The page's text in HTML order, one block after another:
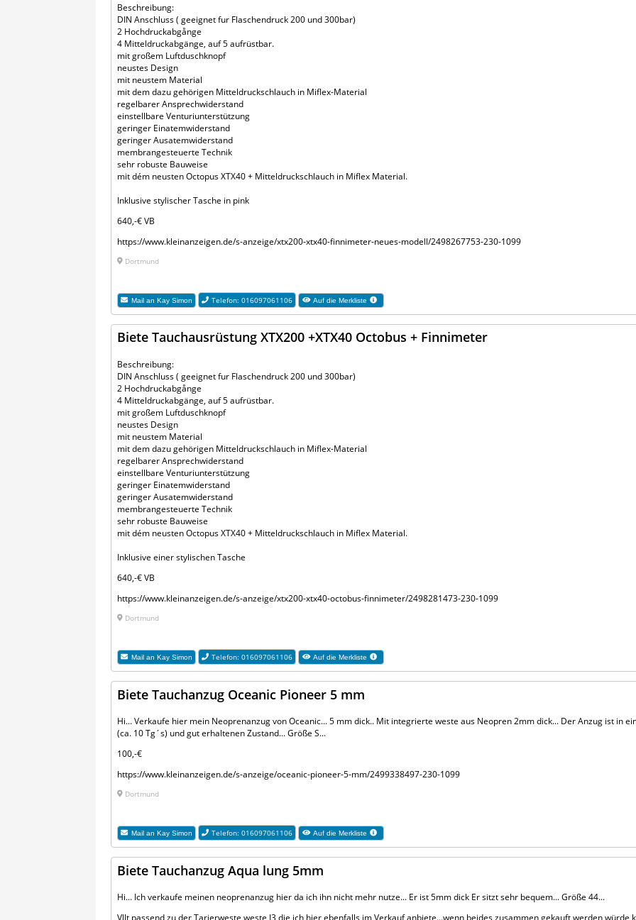
Beschreibung:
DIN Anschluss ( geeignet fur Flaschendruck 200 und 300bar)
2 Hochdruckabgånge
4 Mitteldruckabgänge, auf 5 aufrüstbar.
mit großem Luftduschknopf
neustes Design
mit neustem Material
mit dem dazu gehörigen Mitteldruckschlauch in Miflex-Material
regelbarer Ansprechwiderstand
einstellbare Venturiunterstützung
geringer Einatemwiderstand
geringer Ausatemwiderstand
membrangesteuerte Technik
sehr robuste Bauweise
mit dém neusten Octopus XTX40 + Mitteldruckschlauch in Miflex Material.
Inklusive stylischer Tasche in pink
640,-€ VB
https://www.kleinanzeigen.de/s-anzeige/xtx200-xtx40-finnimeter-neues-modell/2498267753-230-1099
Dortmund
Mail an Kay Simon Telefon: 016097061106 Auf die Merkliste
Biete Tauchausrüstung XTX200 +XTX40 Octobus + Finnimeter
Beschreibung:
DIN Anschluss ( geeignet fur Flaschendruck 200 und 300bar)
2 Hochdruckabgånge
4 Mitteldruckabgänge, auf 5 aufrüstbar.
mit großem Luftduschknopf
neustes Design
mit neustem Material
mit dem dazu gehörigen Mitteldruckschlauch in Miflex-Material
regelbarer Ansprechwiderstand
einstellbare Venturiunterstützung
geringer Einatemwiderstand
geringer Ausatemwiderstand
membrangesteuerte Technik
sehr robuste Bauweise
mit dém neusten Octopus XTX40 + Mitteldruckschlauch in Miflex Material.
Inklusive einer stylischen Tasche
640,-€ VB
https://www.kleinanzeigen.de/s-anzeige/xtx200-xtx40-octobus-finnimeter/2498281473-230-1099
Dortmund
Mail an Kay Simon Telefon: 016097061106 Auf die Merkliste
Biete Tauchanzug Oceanic Pioneer 5 mm
Hi... Verkaufe hier mein Neoprenanzug von Oceanic... 5 mm dick.. Mit integrierte weste aus Neopren 2mm dick... Der Anzug ist in
(ca. 10 Tg´s) und gut erhaltenen Zustand... Größe S...
100,-€
https://www.kleinanzeigen.de/s-anzeige/oceanic-pioneer-5-mm/2499338497-230-1099
Dortmund
Mail an Kay Simon Telefon: 016097061106 Auf die Merkliste
Biete Tauchanzug Aqua lung 5mm
Hi... Ich verkaufe meinen neoprenanzug hier da ich ihn nicht mehr nutze... Er ist 5mm dick Er sitzt sehr bequem... Größe 44...
Vllt passend zu der Tarierweste weste I3 die ich hier ebenfalls im Verkauf anbiete...wenn beides zusammen gekauft werden würde